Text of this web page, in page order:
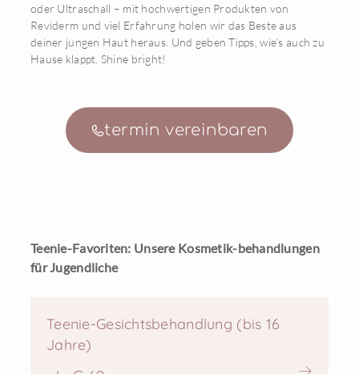
oder Ultraschall – mit hochwertigen Produkten von
Reviderm und viel Erfahrung holen wir das Beste aus
deiner jungen Haut heraus. Und geben Tipps, wie’s auch zu
Hause klappt. Shine bright!
termin vereinbaren
Teenie-Favoriten: Unsere Kosmetik-behandlungen
für Jugendliche
Teenie-Gesichtsbehandlung (bis 16
Jahre)